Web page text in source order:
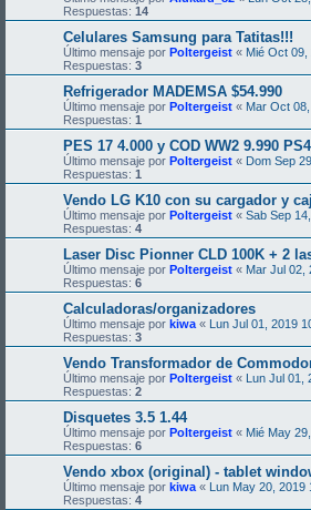
Respuestas: 14
Celulares Samsung para Tatitas!!!
Último mensaje por Poltergeist « Mié Oct 09,
Respuestas: 3
Refrigerador MADEMSA $54.990
Último mensaje por Poltergeist « Mar Oct
Respuestas: 1
PES 17 4.000 y COD WW2 9.990
Último mensaje por Poltergeist « Dom Sep
Respuestas: 1
Vendo LG K10 con su cargador y
Último mensaje por Poltergeist « Sab Sep
Respuestas: 4
Laser Disc Pionner CLD 100K + 2
Último mensaje por Poltergeist « Mar Jul 02,
Respuestas: 6
Calculadoras/organizadores
Último mensaje por kiwa « Lun Jul 01, 2019
Respuestas: 3
Vendo Transformador de
Último mensaje por Poltergeist « Lun Jul 01,
Respuestas: 2
Disquetes 3.5 1.44
Último mensaje por Poltergeist « Mié May
Respuestas: 6
Vendo xbox (original) - tablet
Último mensaje por kiwa « Lun May 20, 2019
Respuestas: 4